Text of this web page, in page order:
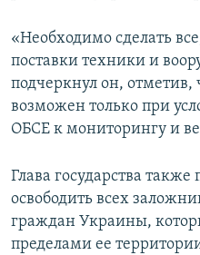
«Необходимо сделать
поставки техники и
подчеркнул он, отметив,
возможен только при
ОБСЕ к мониторингу и
Глава государства также
освободить всех
граждан Украины,
пределами ее